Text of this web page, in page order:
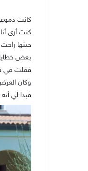
كانت
كنت أرى
حينها
بعض
فقلت في
وكان
فبدا لي